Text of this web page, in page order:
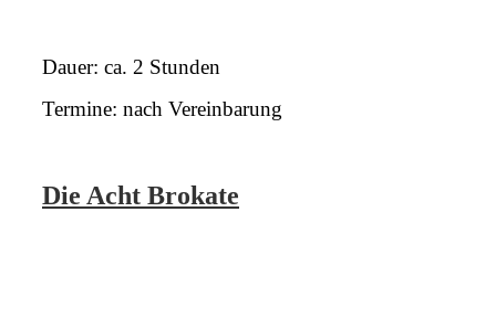
Dauer: ca. 2 Stunden
Termine: nach Vereinbarung
Die Acht Brokate